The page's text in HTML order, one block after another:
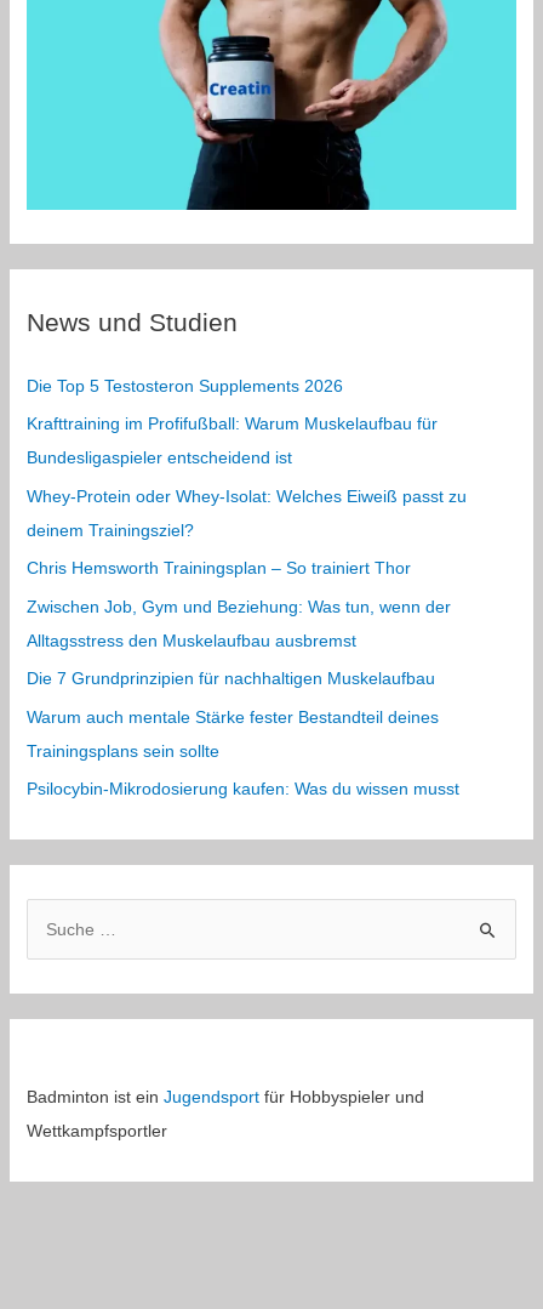
News und Studien
Die Top 5 Testosteron Supplements 2026
Krafttraining im Profifußball: Warum Muskelaufbau für
Bundesligaspieler entscheidend ist
Whey-Protein oder Whey-Isolat: Welches Eiweiß passt zu
deinem Trainingsziel?
Chris Hemsworth Trainingsplan – So trainiert Thor
Zwischen Job, Gym und Beziehung: Was tun, wenn der
Alltagsstress den Muskelaufbau ausbremst
Die 7 Grundprinzipien für nachhaltigen Muskelaufbau
Warum auch mentale Stärke fester Bestandteil deines
Trainingsplans sein sollte
Psilocybin-Mikrodosierung kaufen: Was du wissen musst
h
c
Badminton ist ein Jugendsportfür Hobbyspieler und
Wettkampfsportler